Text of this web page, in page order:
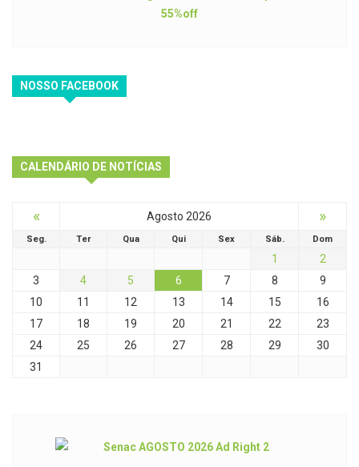
NOSSO FACEBOOK
CALENDÁRIO DE NOTÍCIAS
« Agosto 2026 »
Seg. Ter Qua Qui Sex Sáb. Dom
1
2
3
4 5 6 7 8
9
10
11 12 13 14 15
16
17
18 19 20 21 22
23
24
25 26 27 28 29
30
31